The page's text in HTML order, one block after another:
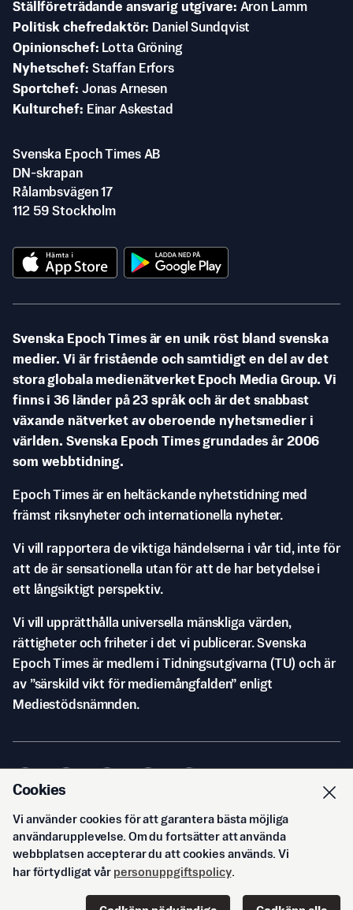
Ställföreträdande ansvarig utgivare Aron Lamm
Politisk chefredaktör
Daniel Sundqvist
Opinionschef
Lotta Gröning
Nyhetschef Staffan Erfors
Sportchef Jonas Arnesen
Kulturchef
Einar Askestad
Svenska Epoch Times AB
DN-skrapan
Rålambsvägen 17
112 59 Stockholm
Svenska Epoch Times är en unik röst bland svenska
medier. Vi är fristående och samtidigt en del av det
stora globala medienätverket Epoch Media Group. Vi
finns i 36 länder på 23 språk och är det snabbast
växande nätverket av oberoende nyhetsmedier i
världen. Svenska Epoch Times grundades år 2006
som webbtidning.
Epoch Times är en heltäckande nyhetstidning med
främst riksnyheter och internationella nyheter.
Vi vill rapportera de viktiga händelserna i vår tid, inte för
att de är sensationella utan för att de har betydelse i
ett långsiktigt perspektiv.
Vi vill upprätthålla universella mänskliga värden,
rättigheter och friheter i det vi publicerar. Svenska
Epoch Times är medlem i Tidningsutgivarna (TU) och är
av ”särskild vikt för mediemångfalden” enligt
Mediestödsnämnden.
© Svenska Epoch Times AB2026
Cookies
Vi använder cookies för att garantera bästa möjliga
användarupplevelse. Om du fortsätter att använda
webbplatsen accepterar du att cookies används. Vi
har förtydligat vår personuppgiftspolicy.